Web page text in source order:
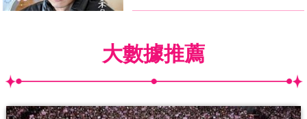
大數據推薦